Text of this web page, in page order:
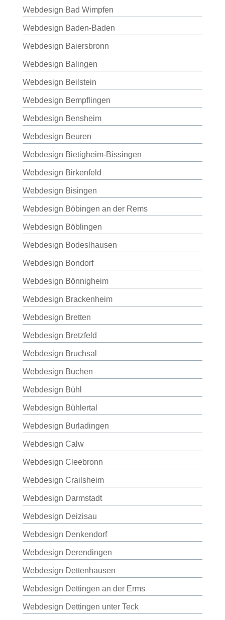
Webdesign Bad Wimpfen
Webdesign Baden-Baden
Webdesign Baiersbronn
Webdesign Balingen
Webdesign Beilstein
Webdesign Bempflingen
Webdesign Bensheim
Webdesign Beuren
Webdesign Bietigheim-Bissingen
Webdesign Birkenfeld
Webdesign Bisingen
Webdesign Böbingen an der Rems
Webdesign Böblingen
Webdesign Bodeslhausen
Webdesign Bondorf
Webdesign Bönnigheim
Webdesign Brackenheim
Webdesign Bretten
Webdesign Bretzfeld
Webdesign Bruchsal
Webdesign Buchen
Webdesign Bühl
Webdesign Bühlertal
Webdesign Burladingen
Webdesign Calw
Webdesign Cleebronn
Webdesign Crailsheim
Webdesign Darmstadt
Webdesign Deizisau
Webdesign Denkendorf
Webdesign Derendingen
Webdesign Dettenhausen
Webdesign Dettingen an der Erms
Webdesign Dettingen unter Teck